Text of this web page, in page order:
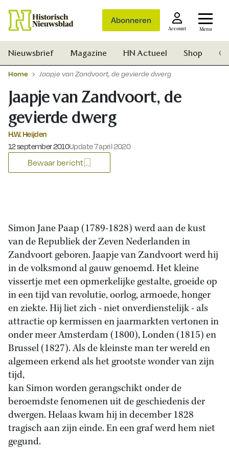
Abonneren
Account Menu
Nieuwsbrief Magazine HN Actueel Shop
Home Jaapje van Zandvoort, de gevierde dwerg
Jaapje van Zandvoort, de
gevierde dwerg
H.W. Heijden
Gepubliceerd op:
12 september 2010Update 7 april 2020
Bewaar bericht
Simon Jane Paap (1789-1828) werd aan de kust
van de Republiek der Zeven Nederlanden in
Zandvoort geboren. Jaapje van Zandvoort werd hij
in de volksmond al gauw genoemd. Het kleine
vissertje met een opmerkelijke gestalte, groeide op
in een tijd van revolutie, oorlog, armoede, honger
en ziekte. Hij liet zich - niet onverdienstelijk - als
attractie op kermissen en jaarmarkten vertonen in
onder meer Amsterdam (1800), Londen (1815) en
Brussel (1827). Als de kleinste man ter wereld en
algemeen erkend als het grootste wonder van zijn
tijd,
kan Simon worden gerangschikt onder de
beroemdste fenomenen uit de geschiedenis der
dwergen. Helaas kwam hij in december 1828
tragisch aan zijn einde. En een graf werd hem niet
gegund.